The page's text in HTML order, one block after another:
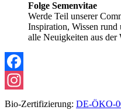
Folge Semenvitae
Werde Teil unserer
Inspiration, Wissen rund
alle Neuigkeiten aus der
Facebook
Instagram
Bio-Zertifizierung: DE-ÖKO-